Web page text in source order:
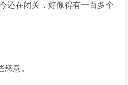
还在闭关，好像得有一百多个
意。